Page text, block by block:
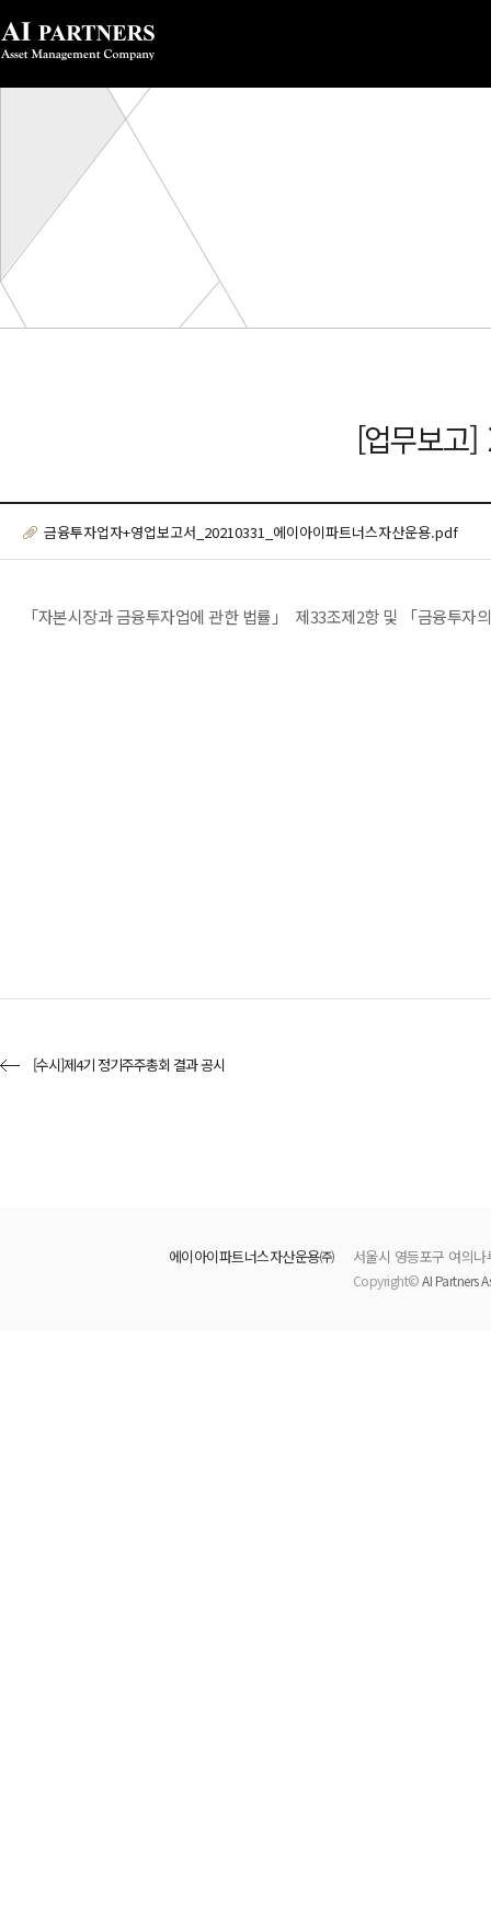
[업무보고]
금융투자업자+영업보고서_20210331_에이아이파트너스자산운용.pdf
「자본시장과 금융투자업에 관한 법률」 제33조제2항 및 「금융투
[수시]제4기 정기주주총회 결과 공시
에이아이파트너스자산운용㈜ 서울시 영등포구 여의
Copyright©AI Partners